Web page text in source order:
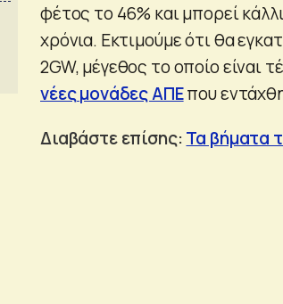
φέτος το 46% και μπορεί
χρόνια. Εκτιμούμε ότι θα
2GW, μέγεθος το οποίο είναι
νέες μονάδες ΑΠΕπου
Διαβάστε επίσης: Τα βήματα